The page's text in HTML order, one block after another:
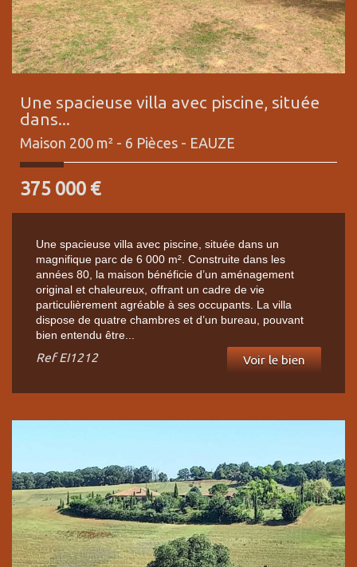
Une spacieuse villa avec piscine, située
dans...
Maison 200 m² - 6 Pièces - EAUZE
375 000 €
Une spacieuse villa avec piscine, située dans un
magnifique parc de 6 000 m². Construite dans les
années 80, la maison bénéficie d’un aménagement
original et chaleureux, offrant un cadre de vie
particulièrement agréable à ses occupants. La villa
dispose de quatre chambres et d’un bureau, pouvant
bien entendu être...
RefEI1212 Voir le bien